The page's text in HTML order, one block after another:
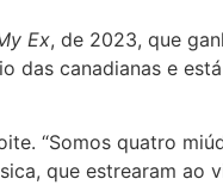
Ex, de 2023, que
das canadianas e
“Somos quatro
que estrearam ao